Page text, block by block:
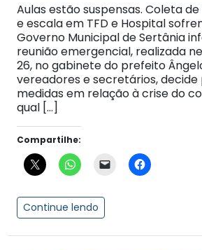
Aulas estão suspensas. Coleta
e escala em TFD e Hospital
Governo Municipal de Sertânia
reunião emergencial, realizada
26, no gabinete do prefeito
vereadores e secretários,
medidas em relação à crise do
qual […]
Compartilhe:
Continue lendo